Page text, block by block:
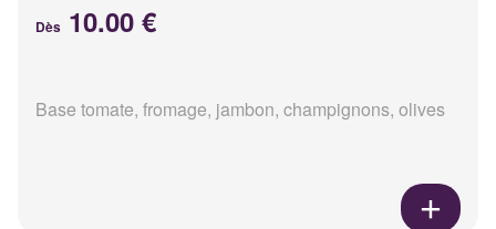
Dès 10.00 €
Base tomate, fromage, jambon, champignons, olives